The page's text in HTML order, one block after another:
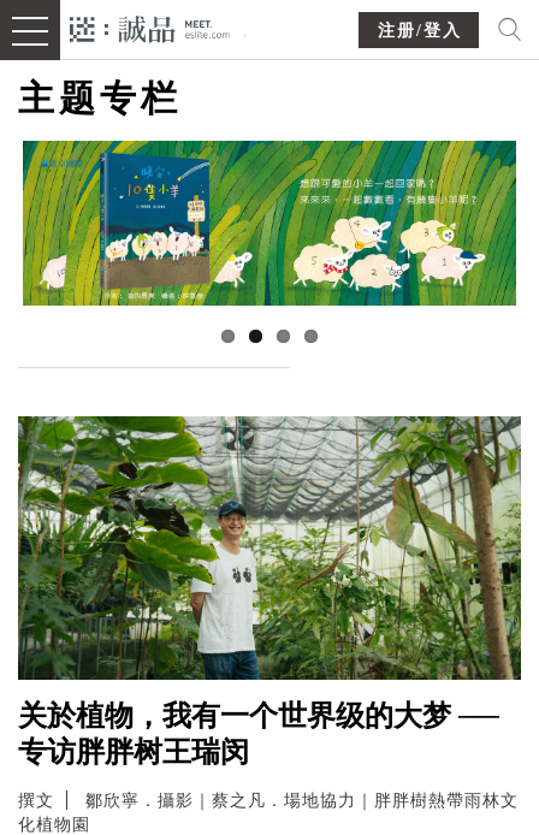
注册/登入
主题专栏
关於植物，我有一个世界级的大梦 ──
专访胖胖树王瑞闵
撰文
鄒欣寧．攝影｜蔡之凡．場地協力｜胖胖樹熱帶雨林文
化植物園